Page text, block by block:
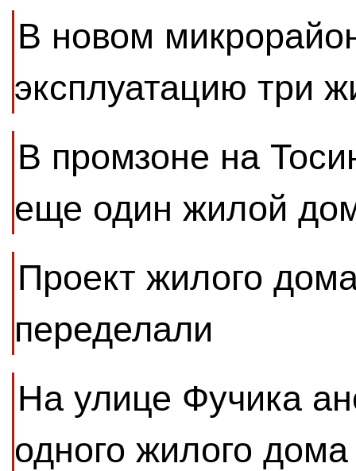
В новом
эксплуатацию три
В промзоне на
еще один жилой
Проект жилого
переделали
На улице Фучика
одного жилого